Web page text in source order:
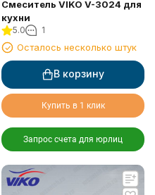
Смеситель VIKO V-3024 для
кухни
5.0 1
Осталось несколько штук
В корзину
Купить в 1 клик
Запрос счета для юрлиц